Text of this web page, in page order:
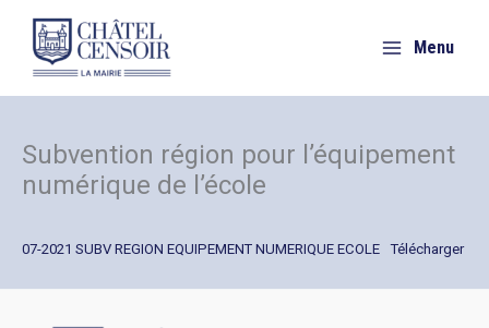
contenu
Menu
Subvention région pour l’équipement
numérique de l’école
07-2021 SUBV REGION EQUIPEMENT NUMERIQUE ECOLE Télécharger